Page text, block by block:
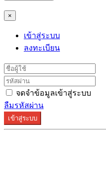
×
เข้าสู่ระบบ
ลงทะเบียน
จดจำข้อมูลเข้าสู่ระบบ
ลืมรหัสผ่าน
เข้าสู่ระบบ